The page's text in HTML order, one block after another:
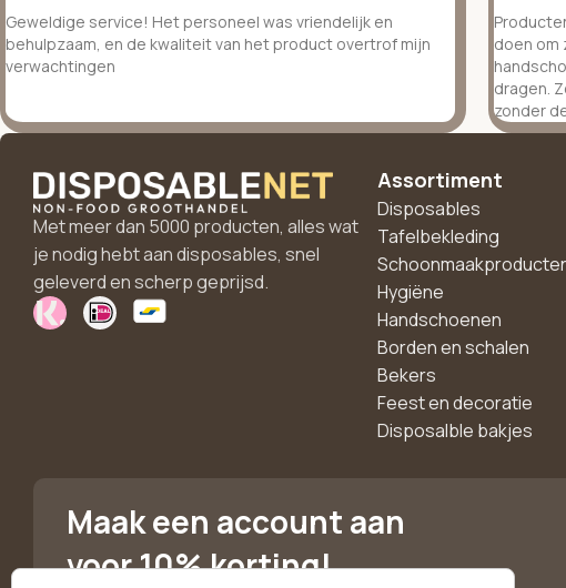
Geweldige service! Het personeel was vriendelijk en
behulpzaam, en de kwaliteit van het product overtrof mijn
verwachtingen
doen om
dragen.
zonder
Met meer dan 5000 producten, alles wat
je nodig hebt aan disposables, snel
geleverd en scherp geprijsd.
Assortiment
Disposables
Tafelbekleding
Hygiëne
Handschoenen
Borden en schalen
Bekers
Feest en decoratie
Disposalble bakjes
Maak een account aan
voor 10% korting!